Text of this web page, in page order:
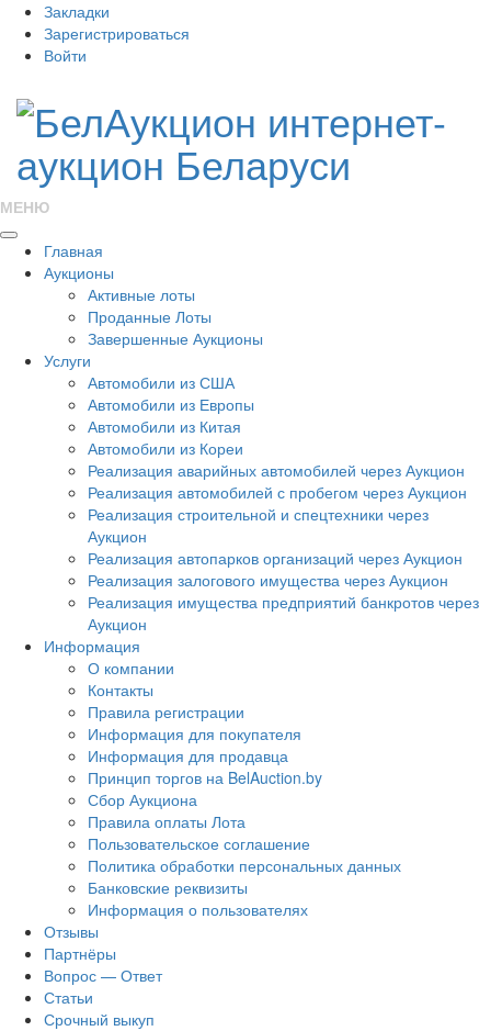
Закладки
Зарегистрироваться
Войти
МЕНЮ
Главная
Аукционы
Активные лоты
Проданные Лоты
Завершенные Аукционы
Услуги
Автомобили из США
Автомобили из Европы
Автомобили из Китая
Автомобили из Кореи
Реализация аварийных автомобилей через Аукцион
Реализация автомобилей с пробегом через Аукцион
Реализация строительной и спецтехники через
Аукцион
Реализация автопарков организаций через Аукцион
Реализация залогового имущества через Аукцион
Реализация имущества предприятий банкротов через
Аукцион
Информация
О компании
Контакты
Правила регистрации
Информация для покупателя
Информация для продавца
Принцип торгов на BelAuction.by
Сбор Аукциона
Правила оплаты Лота
Пользовательское соглашение
Политика обработки персональных данных
Банковские реквизиты
Информация о пользователях
Отзывы
Партнёры
Вопрос — Ответ
Статьи
Срочный выкуп